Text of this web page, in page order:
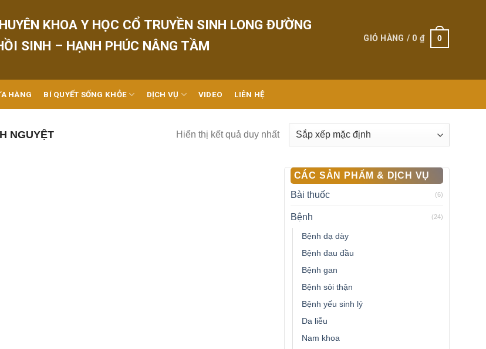
KHOA Y HỌC CỔ TRUYỀN SINH LONG ĐƯỜNG
SINH – HẠNH PHÚC NÂNG TẦM
GIỎ HÀNG / 0₫ 0
HÀNG BÍ QUYẾT SỐNG KHỎE DỊCH VỤ VIDEO LIÊN HỆ
NGUYỆT Hiển thị kết quả duy nhất
CÁC SẢN PHẨM & DỊCH VỤ
Bài thuốc
(6)
Bệnh (24)
Bệnh dạ dày
Bệnh đau đầu
Bệnh gan
Bệnh sỏi thận
Bệnh yếu sinh lý
Da liễu
Nam khoa